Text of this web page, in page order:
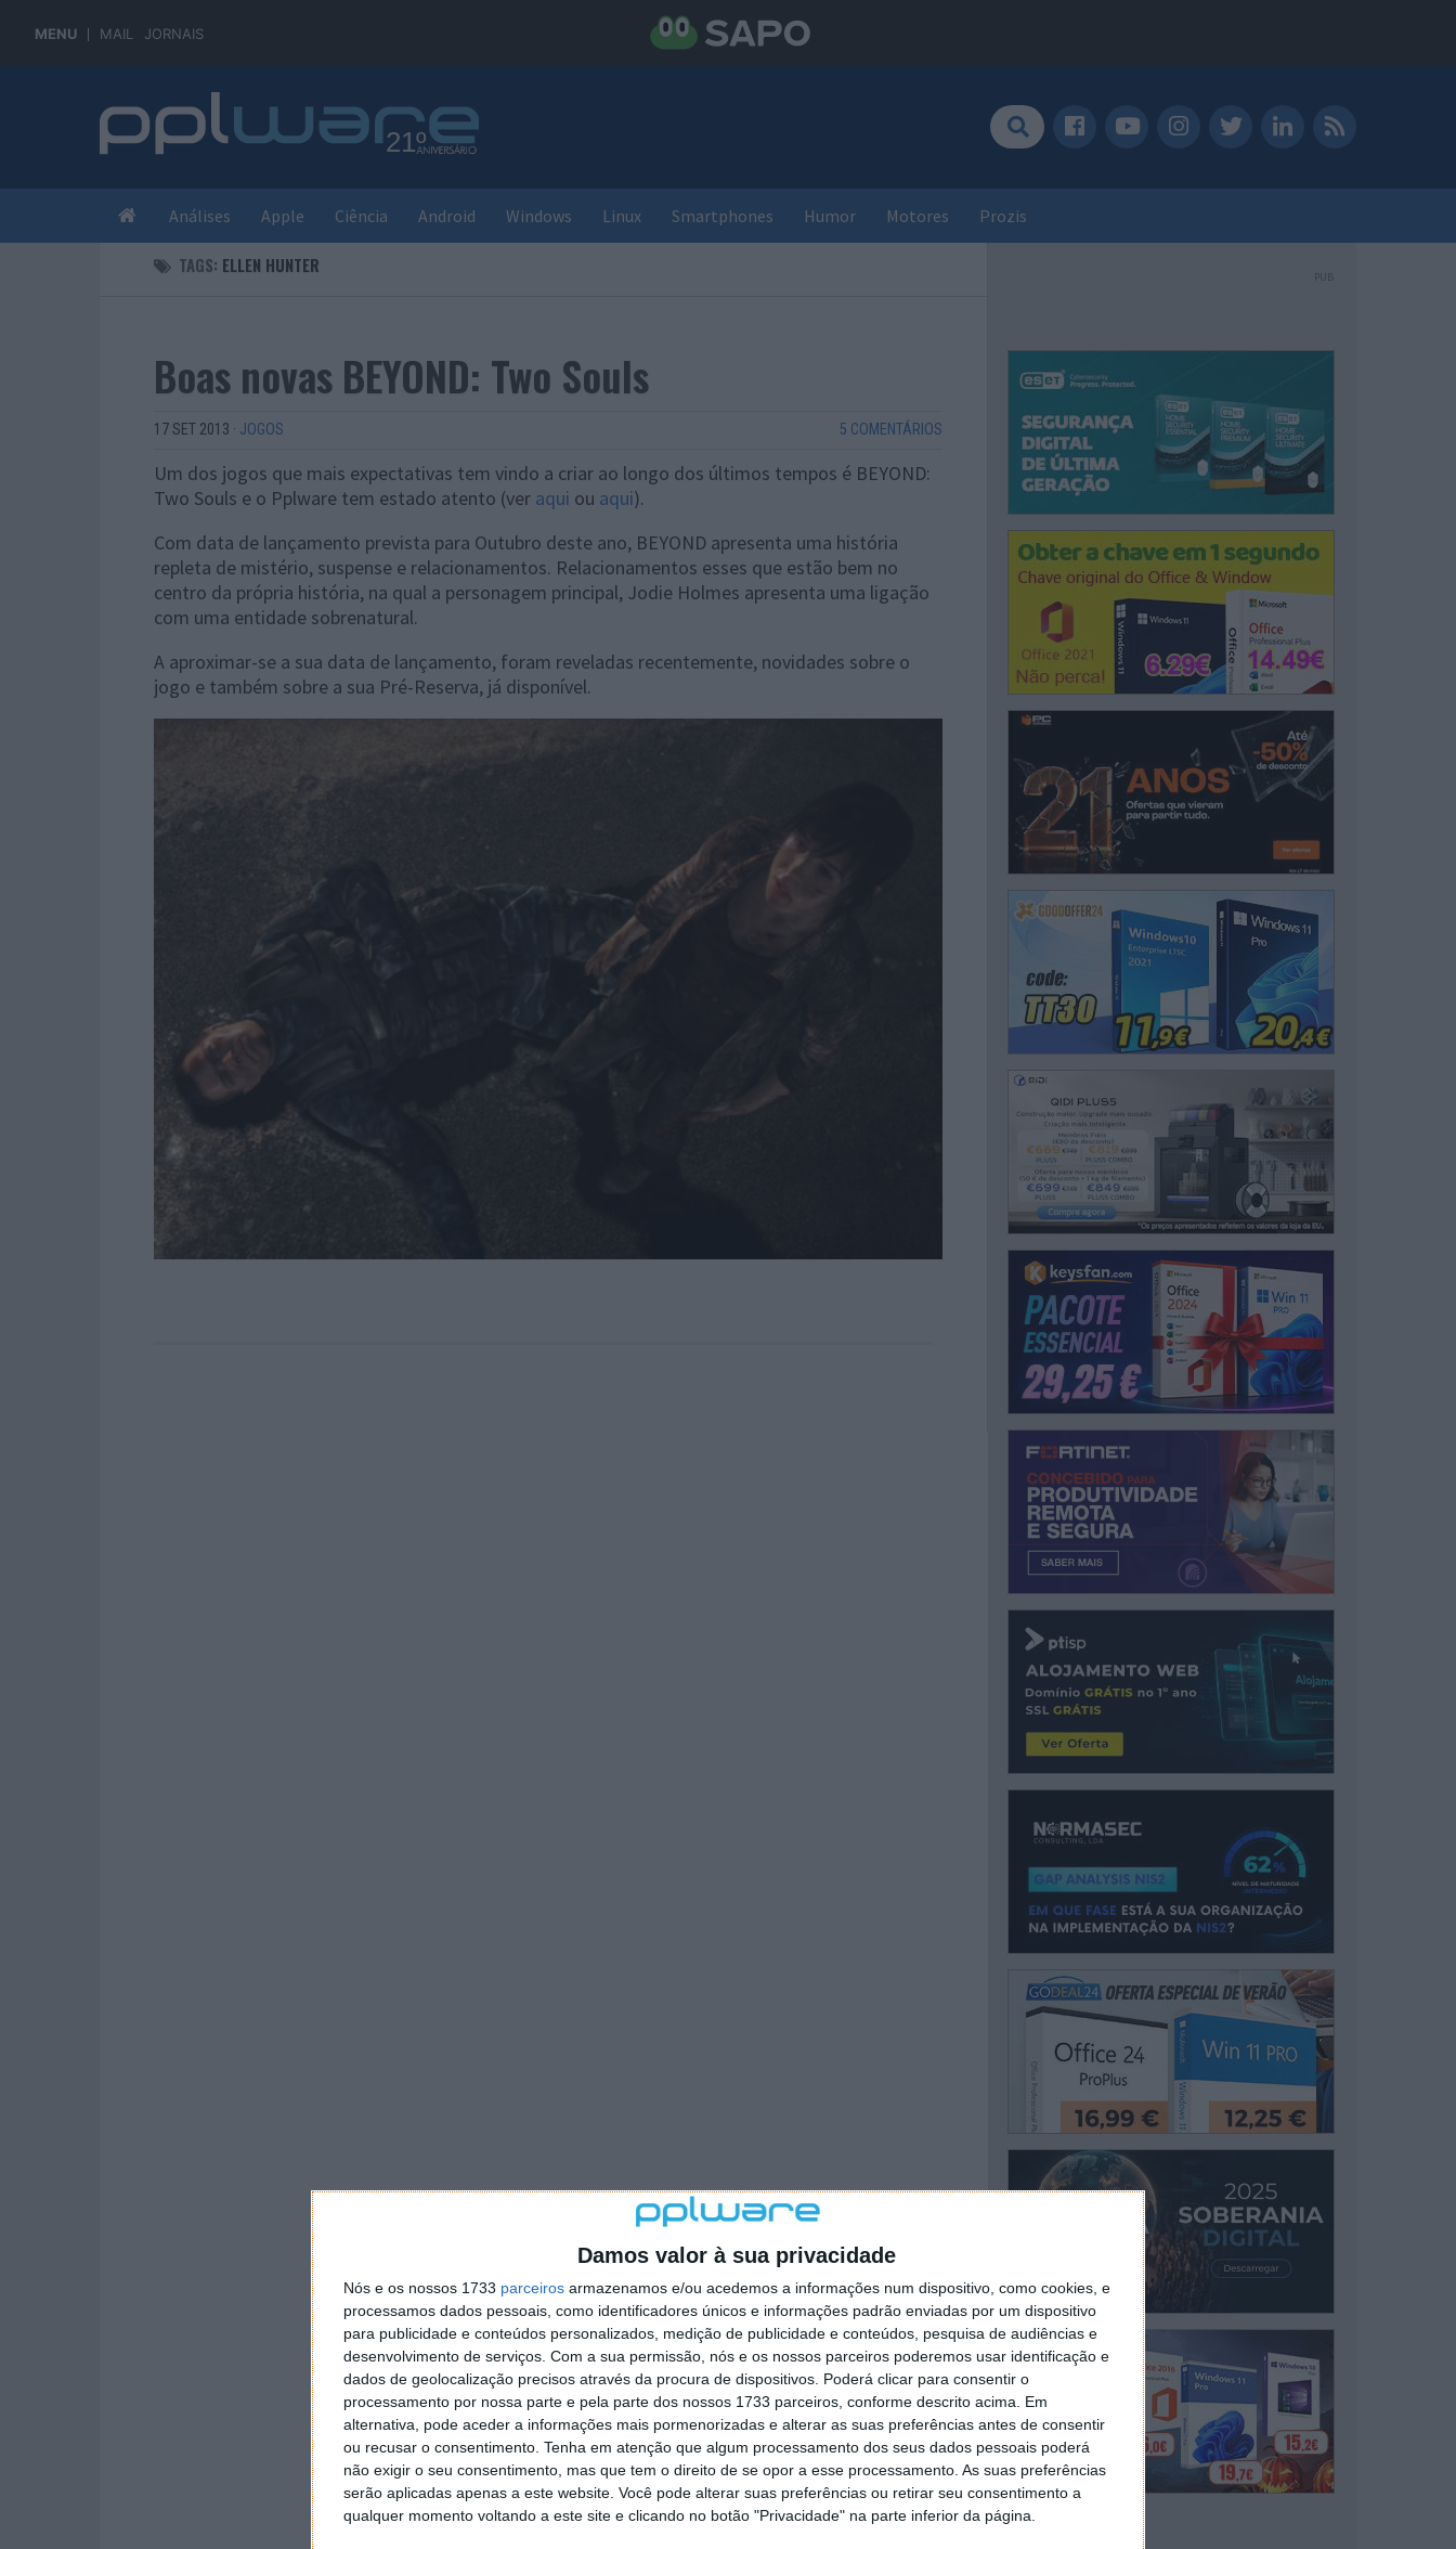
Damos valor à sua privacidade
Nós e os nossos 1733 parceiros armazenamos e/ou acedemos a informações num dispositivo, como cookies, e
processamos dados pessoais, como identificadores únicos e informações padrão enviadas por um dispositivo
para publicidade e conteúdos personalizados, medição de publicidade e conteúdos, pesquisa de audiências e
desenvolvimento de serviços. Com a sua permissão, nós e os nossos parceiros poderemos usar identificação e
dados de geolocalização precisos através da procura de dispositivos. Poderá clicar para consentir o
processamento por nossa parte e pela parte dos nossos 1733 parceiros, conforme descrito acima. Em
alternativa, pode aceder a informações mais pormenorizadas e alterar as suas preferências antes de consentir
ou recusar o consentimento. Tenha em atenção que algum processamento dos seus dados pessoais poderá
não exigir o seu consentimento, mas que tem o direito de se opor a esse processamento. As suas preferências
serão aplicadas apenas a este website. Você pode alterar suas preferências ou retirar seu consentimento a
qualquer momento voltando a este site e clicando no botão "Privacidade" na parte inferior da página.
MENU MAIL JORNAIS
Análises Apple Ciência Android Windows Linux Smartphones Humor Motores Prozis
TAGS: ELLEN HUNTER
Boas novas BEYOND: Two Souls
17 SET 2013 · JOGOS 5 COMENTÁRIOS
Um dos jogos que mais expectativas tem vindo a criar ao longo dos últimos tempos é BEYOND:
Two Souls e o Pplware tem estado atento (ver aqui ou aqui).
Com data de lançamento prevista para Outubro deste ano, BEYOND apresenta uma história
repleta de mistério, suspense e relacionamentos. Relacionamentos esses que estão bem no
centro da própria história, na qual a personagem principal, Jodie Holmes apresenta uma ligação
com uma entidade sobrenatural.
A aproximar-se a sua data de lançamento, foram reveladas recentemente, novidades sobre o
jogo e também sobre a sua Pré-Reserva, já disponível.
PUB